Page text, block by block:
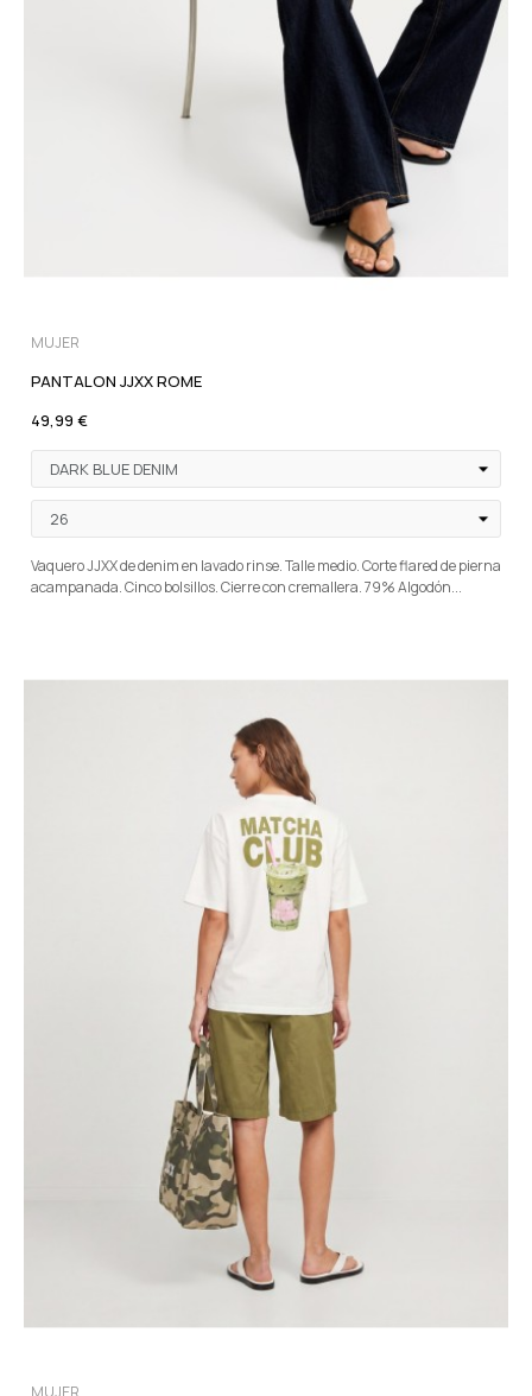
MUJER
PANTALON JJXX ROME
49,99 €
Vaquero JJXX de denim en lavado rinse. Talle medio. Corte flared de pierna
acampanada. Cinco bolsillos. Cierre con cremallera. 79% Algodón...
MUJER